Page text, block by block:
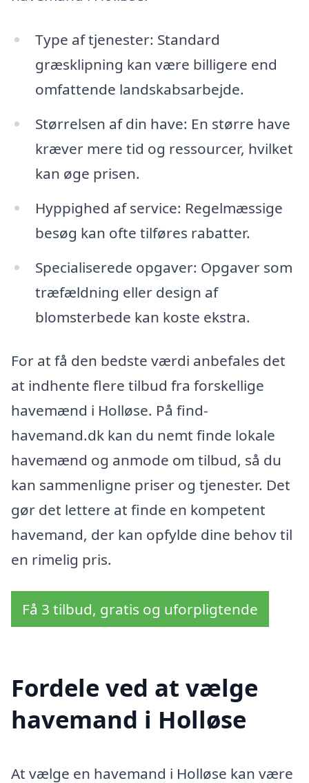
Type af tjenester: Standard
græsklipning kan være billigere end
omfattende landskabsarbejde.
Størrelsen af din have: En større have
kræver mere tid og ressourcer, hvilket
kan øge prisen.
Hyppighed af service: Regelmæssige
besøg kan ofte tilføres rabatter.
Specialiserede opgaver: Opgaver som
træfældning eller design af
blomsterbede kan koste ekstra.
For at få den bedste værdi anbefales det
at indhente flere tilbud fra forskellige
havemænd i Holløse. På find-
havemand.dk kan du nemt finde lokale
havemænd og anmode om tilbud, så du
kan sammenligne priser og tjenester. Det
gør det lettere at finde en kompetent
havemand, der kan opfylde dine behov til
en rimelig pris.
Få 3 tilbud, gratis og uforpligtende
Fordele ved at vælge
havemand i Holløse
At vælge en havemand i Holløse kan være